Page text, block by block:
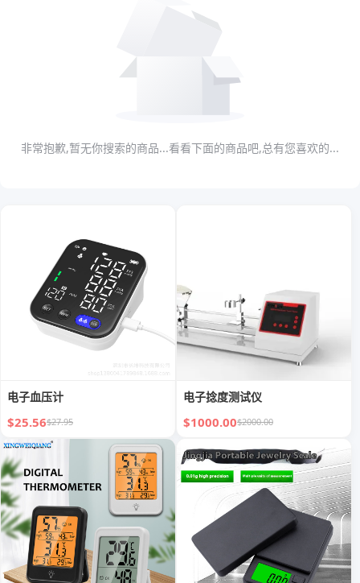
非常抱歉,暂无你搜索的商品...看看下面的商品吧,总有您喜欢的...
电子血压计
$25.56$27.95
电子捻度测试仪
$1000.00$2000.00